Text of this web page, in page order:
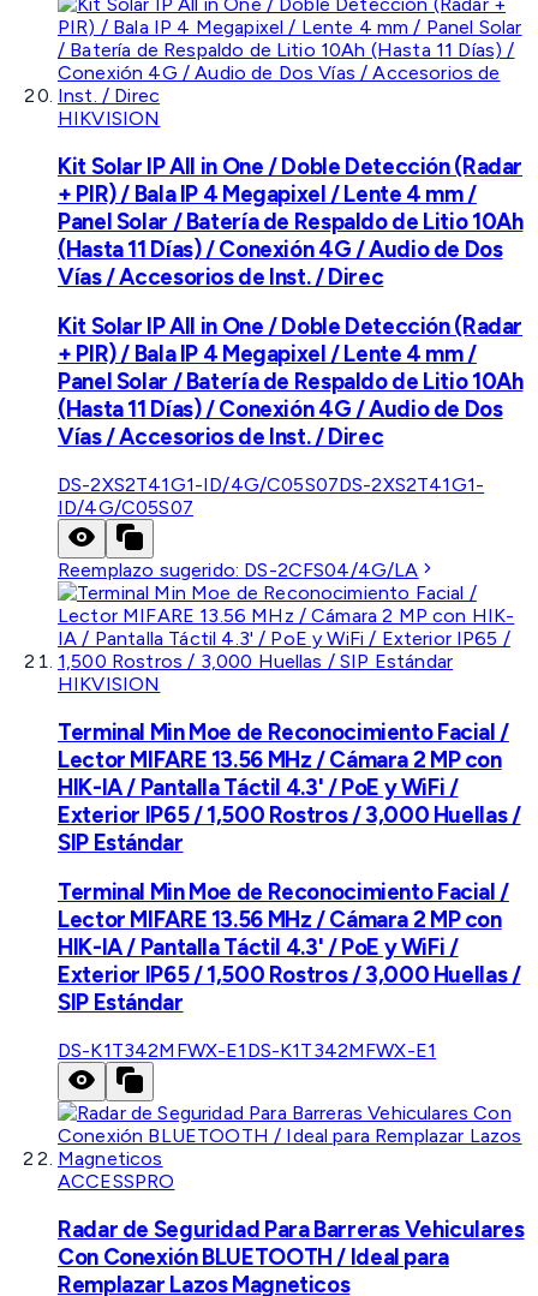
HIKVISION
Kit Solar IP All in One / Doble Detección (Radar
+ PIR) / Bala IP 4 Megapixel / Lente 4 mm /
Panel Solar / Batería de Respaldo de Litio 10Ah
(Hasta 11 Días) / Conexión 4G / Audio de Dos
Vías / Accesorios de Inst. / Direc
Kit Solar IP All in One / Doble Detección (Radar
+ PIR) / Bala IP 4 Megapixel / Lente 4 mm /
Panel Solar / Batería de Respaldo de Litio 10Ah
(Hasta 11 Días) / Conexión 4G / Audio de Dos
Vías / Accesorios de Inst. / Direc
DS-2XS2T41G1-ID/4G/C05S07DS-2XS2T41G1-
ID/4G/C05S07
Reemplazo sugerido: DS-2CFS04/4G/LA
HIKVISION
Terminal Min Moe de Reconocimiento Facial /
Lector MIFARE 13.56 MHz / Cámara 2 MP con
HIK-IA / Pantalla Táctil 4.3' / PoE y WiFi /
Exterior IP65 / 1,500 Rostros / 3,000 Huellas /
SIP Estándar
Terminal Min Moe de Reconocimiento Facial /
Lector MIFARE 13.56 MHz / Cámara 2 MP con
HIK-IA / Pantalla Táctil 4.3' / PoE y WiFi /
Exterior IP65 / 1,500 Rostros / 3,000 Huellas /
SIP Estándar
DS-K1T342MFWX-E1 DS-K1T342MFWX-E1
ACCESSPRO
Radar de Seguridad Para Barreras Vehiculares
Con Conexión BLUETOOTH / Ideal para
Remplazar Lazos Magneticos